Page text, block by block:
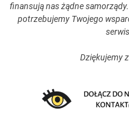
finansują nas żądne
potrzebujemy Twojego
serwis
Dziękujemy